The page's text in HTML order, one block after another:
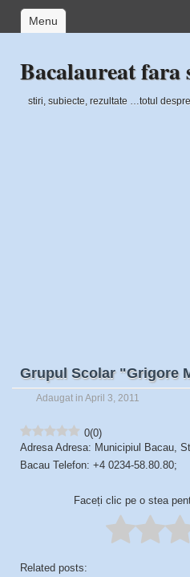
Menu
Bacalaureat fara
stiri, subiecte, rezultate …totul
Grupul Scolar "Grigore
Adaugat in April 3, 2011
0(0)
Adresa Adresa: Municipiul Bacau,
Bacau Telefon: +4 0234-58.80.80;
Faceți clic pe o stea
Related posts: